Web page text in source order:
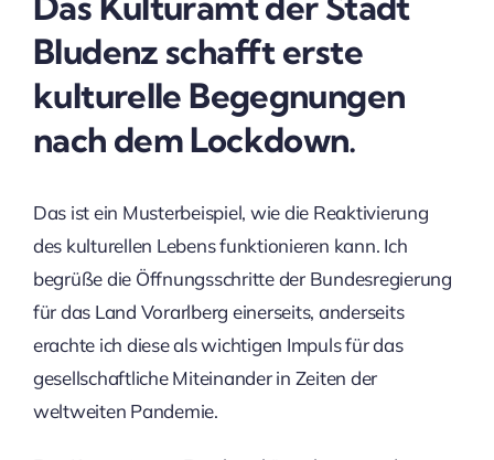
Bludenz schafft erste
kulturelle Begegnungen
nach dem Lockdown.
Das ist ein Musterbeispiel, wie die Reaktivierung
des kulturellen Lebens funktionieren kann. Ich
begrüße die Öffnungsschritte der Bundesregierung
für das Land Vorarlberg einerseits, anderseits
erachte ich diese als wichtigen Impuls für das
gesellschaftliche Miteinander in Zeiten der
weltweiten Pandemie.